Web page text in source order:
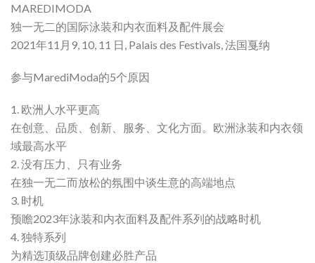
MAREDIMODA
独一无二的国际泳装和内衣面料及配件展会
2021年11月9, 10, 11 日, Palais des Festivals, 法国戛纳
参与MarediModa的5个原因
1. 欧洲人水平更高
在创意、品质、创新、服务、文化方面。欧洲泳装和内衣领
域最高水平
2. 没有压力、只有业务
在独一无二而放松的氛围中谈生意的高端地点
3. 时机
预瞻2023年泳装和内衣面料及配件系列的战略时机
4. 独特系列
为精选顶级品牌创建必胜产品